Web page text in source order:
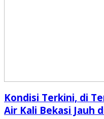
Kondisi Terkini, di
Air Kali Bekasi Jauh